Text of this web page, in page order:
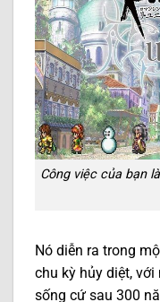
Công việc của bạn
Nó diễn ra trong
chu kỳ hủy diệt,
sống cứ sau 300